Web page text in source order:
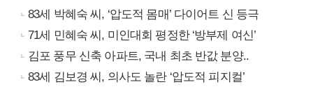
83세 박혜숙 씨, ‘압도적 몸매’ 다이어트 신 등극
71세 민혜숙 씨, 미인대회 평정한 ‘방부제 여신’
김포 풍무 신축 아파트, 국내 최초 반값 분양..
83세 김보경 씨, 의사도 놀란 ‘압도적 피지컬’